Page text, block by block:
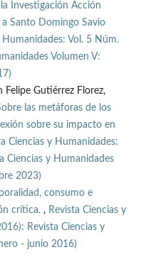
Investigación Acción
Santo Domingo Savio
Humanidades: Vol. 5 Núm.
Volumen V:
Felipe Gutiérrez Florez,
las metáforas de los
sobre su impacto en
Ciencias y Humanidades:
Ciencias y Humanidades
2023)
consumo e
crítica. , Revista Ciencias y
Revista Ciencias y
- junio 2016)